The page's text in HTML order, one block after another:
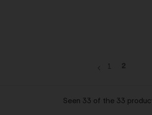
1 2
Seen 33 of the 33